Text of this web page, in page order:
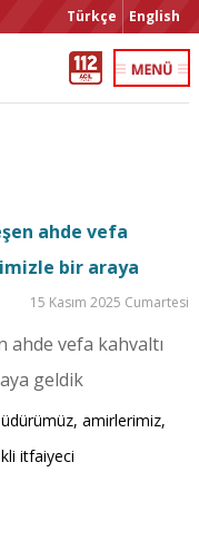
Türkçe English
ahde vefa
bir araya
15 Kasım 2025 Cumartesi
ahde vefa kahvaltı
geldik
amirlerimiz,
itfaiyeci